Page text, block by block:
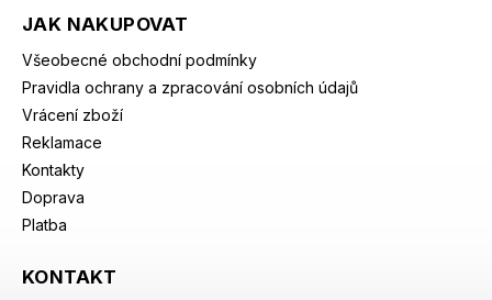
JAK NAKUPOVAT
Všeobecné obchodní podmínky
Pravidla ochrany a zpracování osobních údajů
Vrácení zboží
Reklamace
Kontakty
Doprava
Platba
KONTAKT